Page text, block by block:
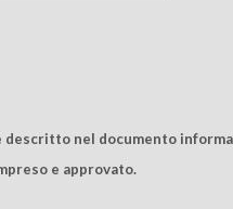
nel documento
e approvato.